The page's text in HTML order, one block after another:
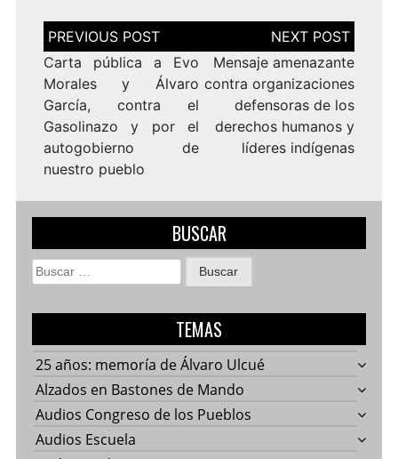
Navegación
de
entradas
Carta pública a Evo
Morales y Álvaro
García, contra el
Gasolinazo y por el
autogobierno de
nuestro pueblo
Mensaje amenazante
contra organizaciones
defensoras de los
derechos humanos y
líderes indígenas
BUSCAR
Buscar:
TEMAS
25 años: memoría de Álvaro Ulcué
Alzados en Bastones de Mando
Audios Congreso de los Pueblos
Audios Escuela